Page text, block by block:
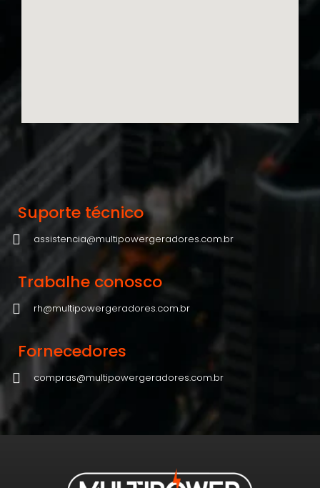
Suporte técnico
assistencia@multipowergeradores.com.br
Trabalhe conosco
rh@multipowergeradores.com.br
Fornecedores
compras@multipowergeradores.com.br